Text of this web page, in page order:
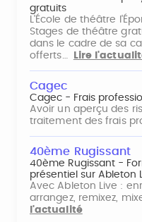
gratuits
L'École de théâtre
Stages de théâtre
dans le cadre de sa
offerts…
Lire
Cagec
Cagec - Frais
Avoir un aperçu des
traitement des frais
40ème Rugissant
40ème Rugissant -
présentiel sur Ableton
Avec Ableton Live :
arrangez, remixez,
l'actualité